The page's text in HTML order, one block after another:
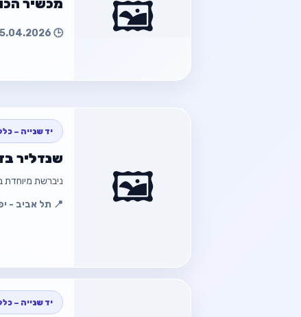
🖼️
🕒 05.04.2026 20:34
חזור 🖼️
יד שנייה –
שנדליר
ניברשת מיוחדת בעבודת יד מתאים
📍 תל אביב -
יד שנייה –